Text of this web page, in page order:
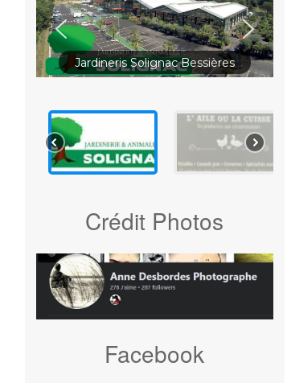
Jardineris Solignac Bessières
Crédit Photos
Facebook